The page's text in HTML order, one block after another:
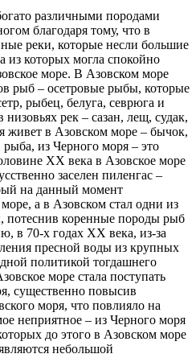
различными породами
благодаря тому, что в
реки, которые несли большие
которых могла спокойно
море. В Азовском море
рыб – осетровые рыбы, которые
рыбец, белуга, севрюга и
рек – сазан, лещ, судак,
живет в Азовском море – бычок,
из Черного моря – это
XX века в Азовское море
заселен пиленгас –
на данный момент
а в Азовском стал одни из
коренные породы рыб
в 70-х годах XX века, из-за
пресной воды из крупных
политикой тогдашнего
море стала поступать
существенно повысив
моря, что повлияло на
неприятное – из Черного моря
до этого в Азовском море
небольшой